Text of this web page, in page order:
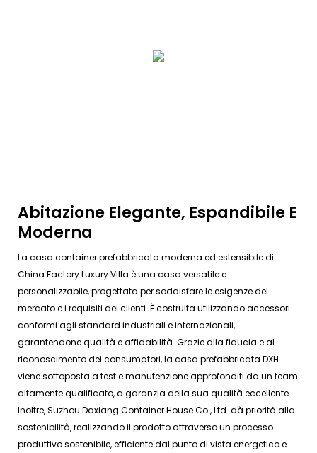
Abitazione Elegante, Espandibile E
Moderna
La casa container prefabbricata moderna ed estensibile di
China Factory Luxury Villa è una casa versatile e
personalizzabile, progettata per soddisfare le esigenze del
mercato e i requisiti dei clienti. È costruita utilizzando accessori
conformi agli standard industriali e internazionali,
garantendone qualità e affidabilità. Grazie alla fiducia e al
riconoscimento dei consumatori, la casa prefabbricata DXH
viene sottoposta a test e manutenzione approfonditi da un team
altamente qualificato, a garanzia della sua qualità eccellente.
Inoltre, Suzhou Daxiang Container House Co., Ltd. dà priorità alla
sostenibilità, realizzando il prodotto attraverso un processo
produttivo sostenibile, efficiente dal punto di vista energetico e